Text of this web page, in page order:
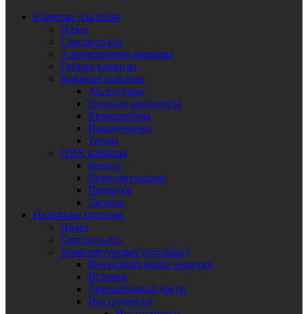
Карнизы для штор
Назад
Смотреть все
Алюминиевые карнизы
Гибкие карнизы
Кованые карнизы
Аксессуары
Готовые комплекты
Кронштейны
Наконечники
Трубы
ПВХ карнизы
Бленда
Комплектующие
Премиум
Эконом
Натяжные потолки
Назад
Смотреть все
Комплектующие (потолки)
Вентиляционные решетки
Вставки
Декоративный шнур
Инструменты